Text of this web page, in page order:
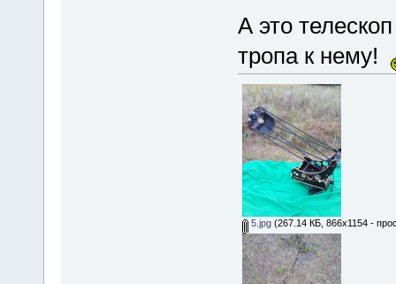
А это
тропа к нему!
5.jpg(267.14 КБ, 866x1154 -